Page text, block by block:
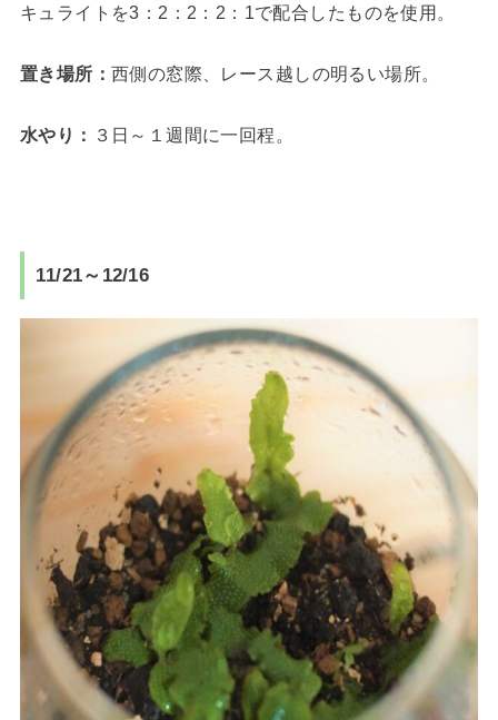
キュライトを3：2：2：2：1で配合したものを使用。
置き場所： 西側の窓際、レース越しの明るい場所。
水やり： ３日～１週間に一回程。
11/21～12/16